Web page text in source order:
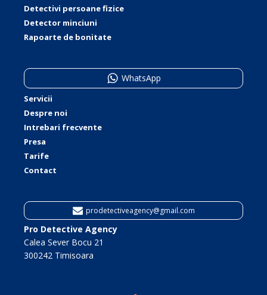
Detectivi persoane fizice
Detector minciuni
Rapoarte de bonitate
WhatsApp
Servicii
Despre noi
Intrebari frecvente
Presa
Tarife
Contact
prodetectiveagency@gmail.com
Pro Detective Agency
Calea Sever Bocu 21
300242 Timisoara